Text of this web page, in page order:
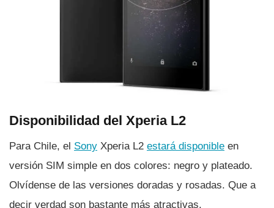
Disponibilidad del Xperia L2
Para Chile, el Sony Xperia L2 estará disponible en
versión SIM simple en dos colores: negro y plateado.
Olví­dense de las versiones doradas y rosadas. Que a
decir verdad son bastante más atractivas.